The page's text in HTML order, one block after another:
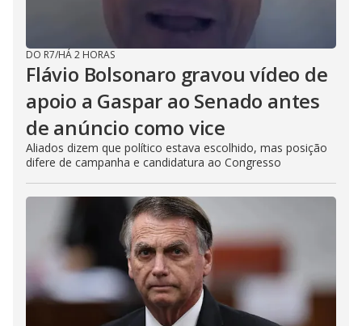
DO R7/HÁ 2 HORAS
Flávio Bolsonaro gravou vídeo de
apoio a Gaspar ao Senado antes
de anúncio como vice
Aliados dizem que político estava escolhido, mas posição
difere de campanha e candidatura ao Congresso